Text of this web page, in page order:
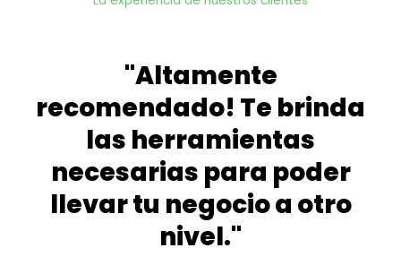
"Altamente
recomendado! Te brinda
las herramientas
necesarias para poder
llevar tu negocio a otro
nivel."